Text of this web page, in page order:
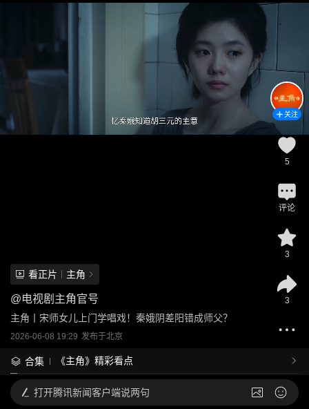
看正片 主角
@电视剧主角官号
主角丨宋师女儿上门学唱戏！秦娥阴差阳错成师父？
2026-06-08 19:29 发布于北京
合集 《主角》精彩看点
关注
5
评论
3
3
打开腾讯新闻客户端说两句